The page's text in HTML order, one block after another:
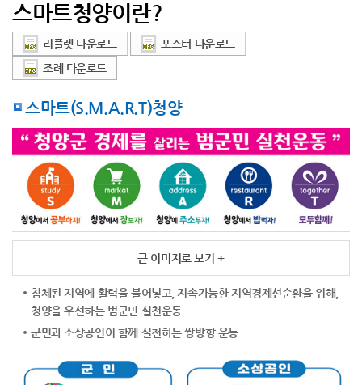
스마트청양이란?
리플렛 다운로드
포스터 다운로드
조례 다운로드
스마트(S.M.A.R.T)청양
큰 이미지로 보기 +
침체된 지역에 활력을 불어넣고, 지속가능한 지역경제선순환을 위해,
청양을 우선하는 범군민 실천운동
군민과 소상공인이 함께 실천하는 쌍방향 운동